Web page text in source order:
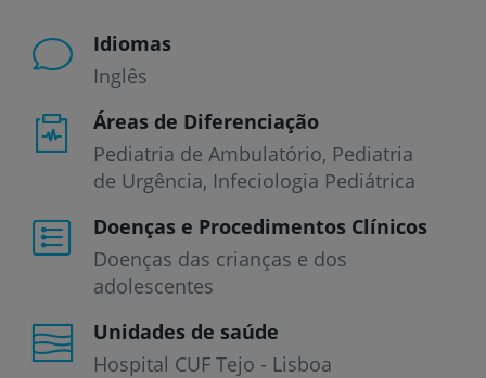
Idiomas
Inglês
Áreas de Diferenciação
Pediatria de Ambulatório, Pediatria
de Urgência, Infeciologia Pediátrica
Doenças e Procedimentos Clínicos
Doenças das crianças e dos
adolescentes
Unidades de saúde
Hospital CUF Tejo - Lisboa